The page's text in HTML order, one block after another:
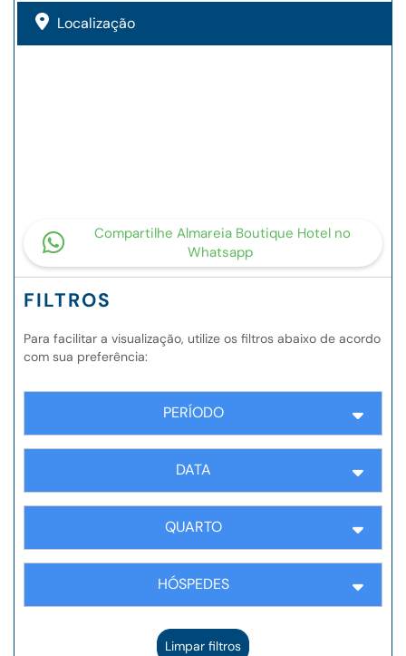
Localização
Compartilhe Almareia Boutique Hotel no
Whatsapp
FILTROS
Para facilitar a visualização, utilize os filtros abaixo de acordo
com sua preferência:
PERÍODO
DATA
QUARTO
HÓSPEDES
Limpar filtros